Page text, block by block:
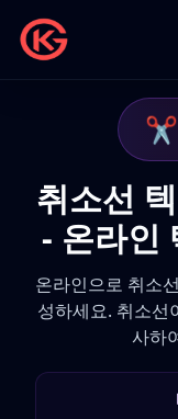
✂️
취소선
- 온라인
온라인으로 취소
성하세요. 취소선
사하